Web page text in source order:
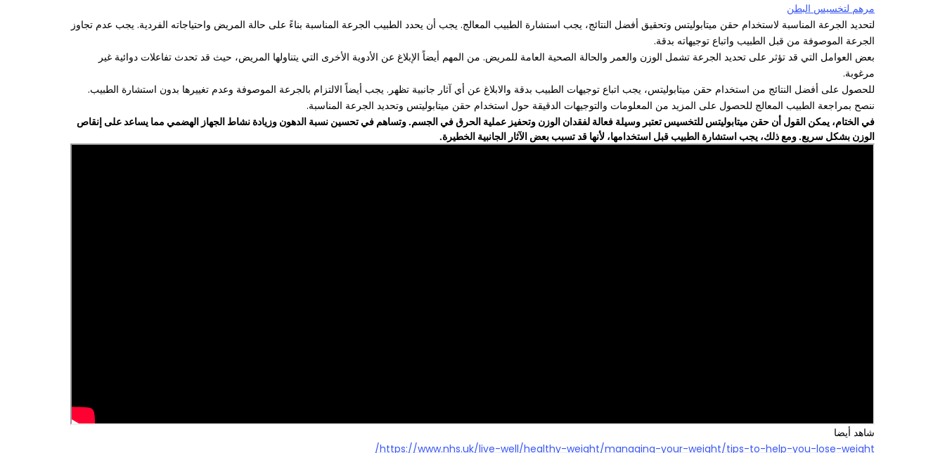
مرهم لتخسيس البطن
لتحديد الجرعة المناسبة لاستخدام حقن ميتابوليتس وتحقيق أفضل النتائج، يجب استشارة الطبيب المعالج. يجب أن يحدد الطبيب الجرعة المناسبة بناءً على حالة المريض واحتياجاته الفردية. يجب عدم تجاوز
الجرعة الموصوفة من قبل الطبيب واتباع توجيهاته بدقة.
بعض العوامل التي قد تؤثر على تحديد الجرعة تشمل الوزن والعمر والحالة الصحية العامة للمريض. من المهم أيضاً الإبلاغ عن الأدوية الأخرى التي يتناولها المريض، حيث قد تحدث تفاعلات دوائية غير
مرغوبة.
للحصول على أفضل النتائج من استخدام حقن ميتابوليتس، يجب اتباع توجيهات الطبيب بدقة والابلاغ عن أي آثار جانبية تظهر. يجب أيضاً الالتزام بالجرعة الموصوفة وعدم تغييرها بدون استشارة الطبيب.
ننصح بمراجعة الطبيب المعالج للحصول على المزيد من المعلومات والتوجيهات الدقيقة حول استخدام حقن ميتابوليتس وتحديد الجرعة المناسبة.
في الختام، يمكن القول أن حقن ميتابوليتس للتخسيس تعتبر وسيلة فعالة لفقدان الوزن وتحفيز عملية الحرق في الجسم. وتساهم في تحسين نسبة الدهون وزيادة نشاط الجهاز الهضمي مما يساعد على إنقاص
الوزن بشكل سريع. ومع ذلك، يجب استشارة الطبيب قبل استخدامها، لأنها قد تسبب بعض الآثار الجانبية الخطيرة.
شاهد أيضا
https://www.nhs.uk/live-well/healthy-weight/managing-your-weight/tips-to-help-you-lose-weight/